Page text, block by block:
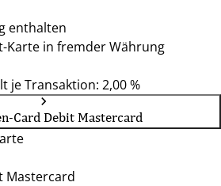
enthalten
Karte in fremder Währung
je Transaktion: 2,00 %
Card Debit Mastercard
Mastercard